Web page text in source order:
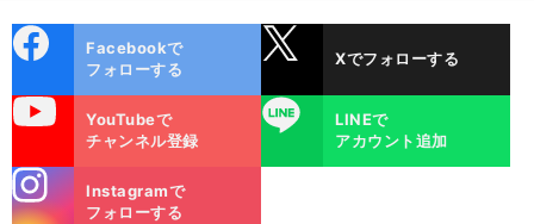
ok
Facebookで
フォローする
Xでフォローする
YouTubeで
チャンネル登録
LINE
LINEで
アカウント追加
m
Instagramで
フォローする